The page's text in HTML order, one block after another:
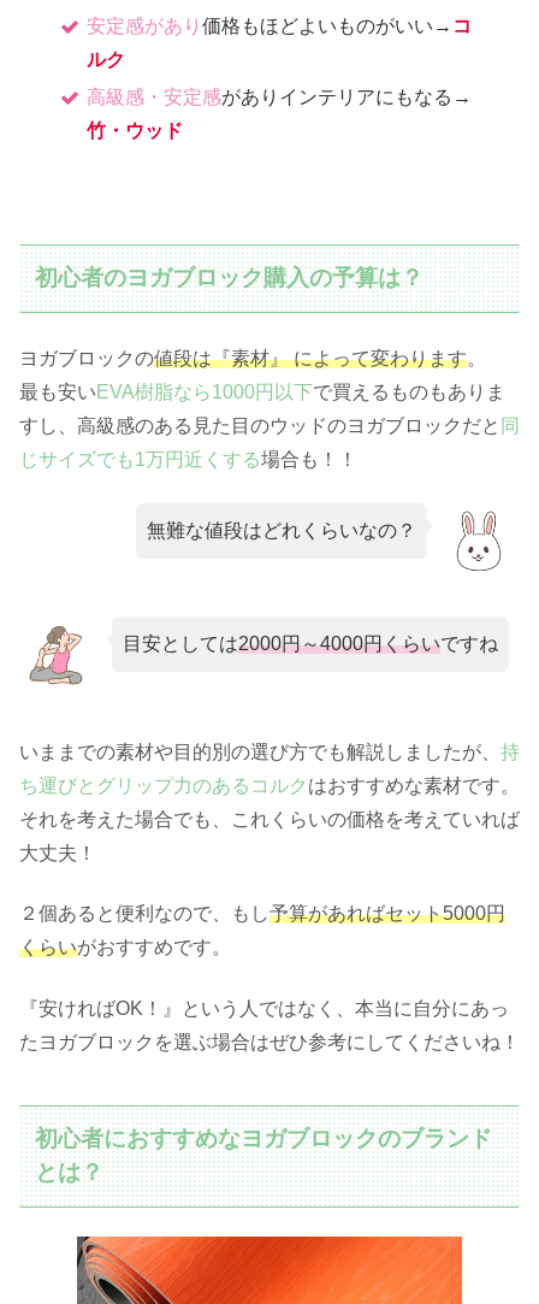
安定感があり価格もほどよいものがいい→ コ
ルク
高級感・安定感がありインテリアにもなる→
竹・ウッド
初心者のヨガブロック購入の予算は？
ヨガブロックの値段は『素材』 によって変わります。
最も安い EVA樹脂なら1000円以下で買えるものもありま
すし、高級感のある見た目のウッドのヨガブロックだと 同
じサイズでも1万円近くする場合も！！
無難な値段はどれくらいなの？
目安としては2000円～4000円くらいですね
いままでの素材や目的別の選び方でも解説しましたが、 持
ち運びとグリップ力のあるコルク はおすすめな素材です。
それを考えた場合でも、これくらいの価格を考えていれば
大丈夫！
２個あると便利なので、もし予算があればセット5000円
くらいがおすすめです。
『安ければOK！』という人ではなく、本当に自分にあっ
たヨガブロックを選ぶ場合はぜひ参考にしてくださいね！
初心者におすすめなヨガブロックのブランド
とは？